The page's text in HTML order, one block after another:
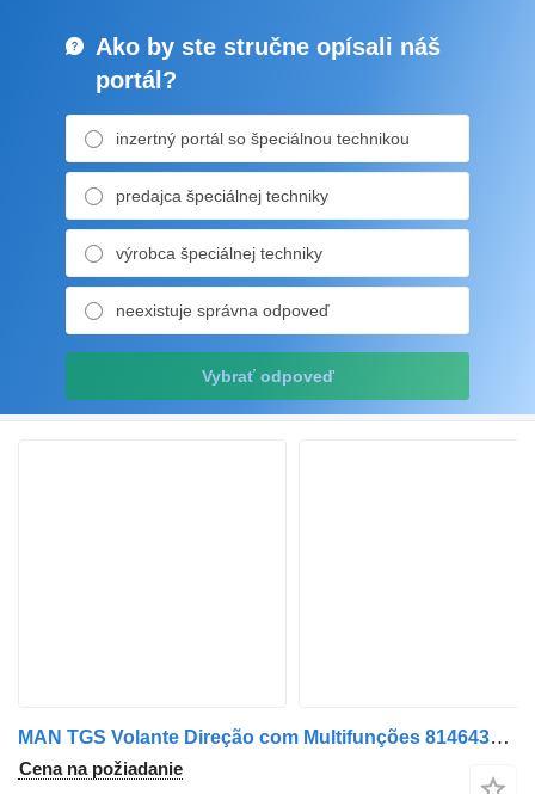
Ako by ste stručne opísali náš
portál?
inzertný portál so špeciálnou technikou
predajca špeciálnej techniky
výrobca špeciálnej techniky
neexistuje správna odpoveď
Vybrať odpoveď
MAN TGS Volante Direção com Multifunções 81464306027 na nákladného auta MAN TGS, TGX, TGA, TGL, TGM
Cena na požiadanie